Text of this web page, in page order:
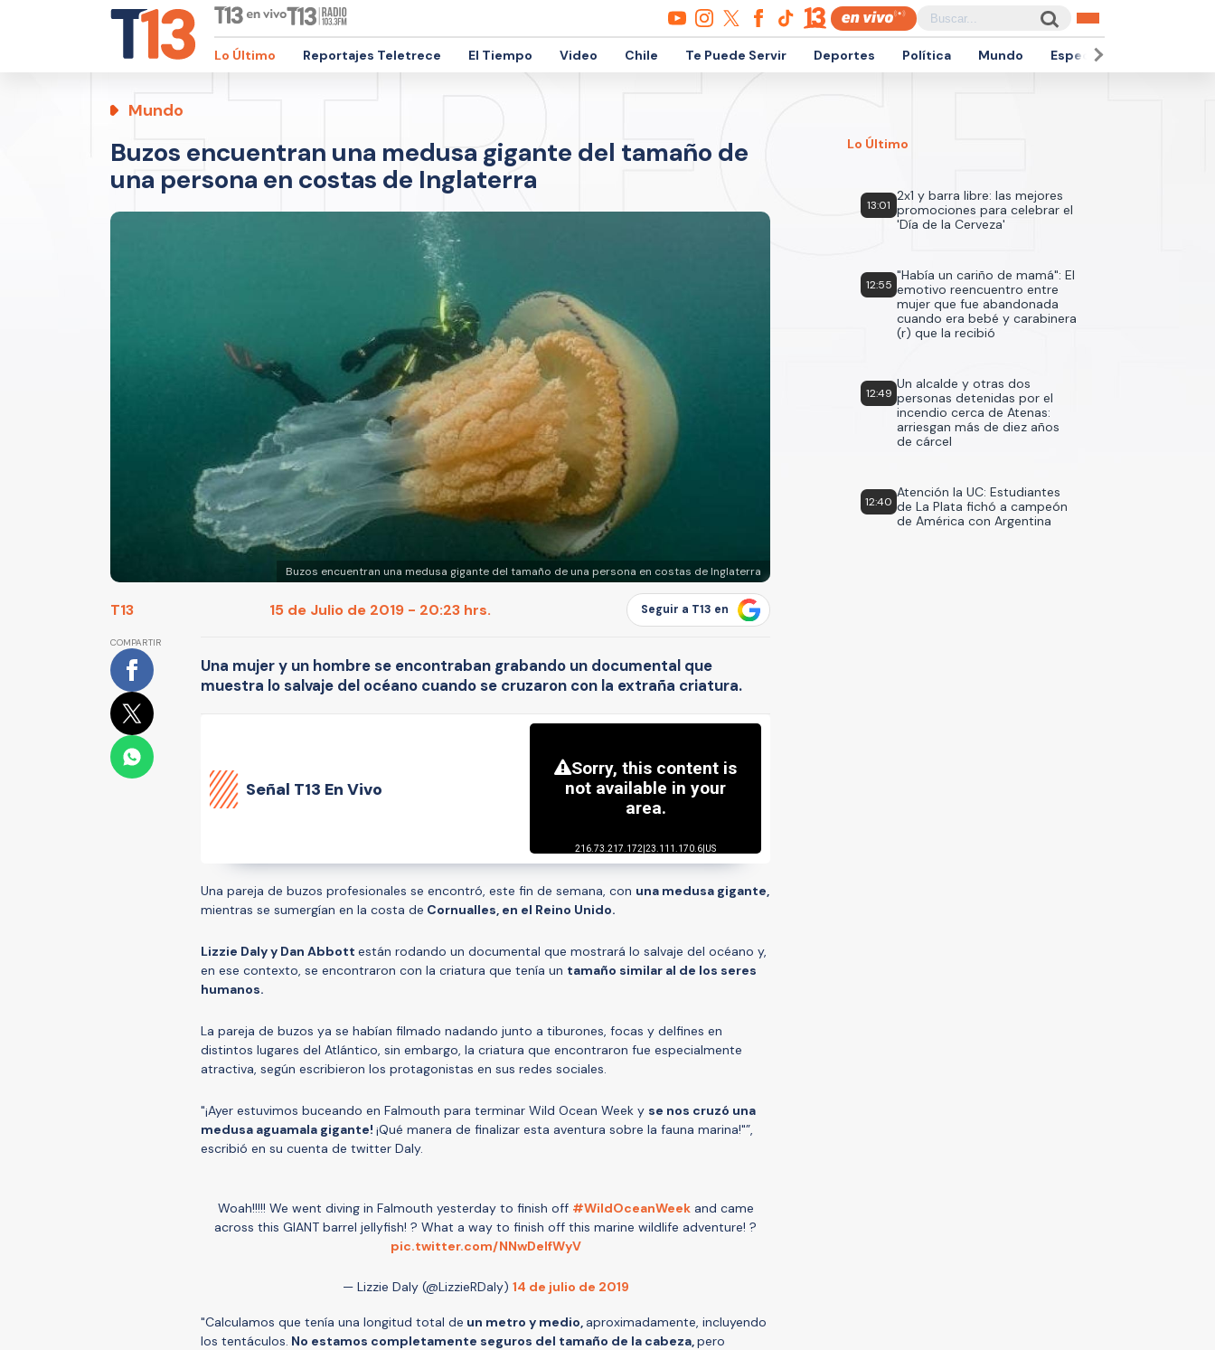
Lo Último Reportajes Teletrece El Tiempo Video Chile Te Puede Servir Deportes Política Mundo Espectáculos
Mundo
Buzos encuentran una medusa gigante del tamaño de
una persona en costas de Inglaterra
Buzos encuentran una medusa gigante del tamaño de una persona en costas de Inglaterra
T13 15 de Julio de 2019 - 20:23 hrs. Seguir a T13 en
COMPARTIR
Una mujer y un hombre se encontraban grabando un documental que
muestra lo salvaje del océano cuando se cruzaron con la extraña criatura.
Señal T13 En Vivo
Una pareja de buzos profesionales se encontró, este fin de semana, con una medusa gigante,
mientras se sumergían en la costa de Cornualles, en el Reino Unido.
Lizzie Daly y Dan Abbott están rodando un documental que mostrará lo salvaje del océano y,
en ese contexto, se encontraron con la criatura que tenía un tamaño similar al de los seres
humanos.
La pareja de buzos ya se habían filmado nadando junto a tiburones, focas y delfines en
distintos lugares del Atlántico, sin embargo, la criatura que encontraron fue especialmente
atractiva, según escribieron los protagonistas en sus redes sociales.
"¡Ayer estuvimos buceando en Falmouth para terminar Wild Ocean Week y se nos cruzó una
medusa aguamala gigante! ¡Qué manera de finalizar esta aventura sobre la fauna marina!"”,
escribió en su cuenta de twitter Daly.
Woah!!!!! We went diving in Falmouth yesterday to finish off #WildOceanWeekand came
across this GIANT barrel jellyfish! ? What a way to finish off this marine wildlife adventure! ?
pic.twitter.com/NNwDelfWyV
— Lizzie Daly (@LizzieRDaly) 14 de julio de 2019
"Calculamos que tenía una longitud total de un metro y medio, aproximadamente, incluyendo
los tentáculos. No estamos completamente seguros del tamaño de la cabeza,pero
Lo Último
13:01
2x1 y barra libre: las mejores
promociones para celebrar el
'Día de la Cerveza'
12:55
"Había un cariño de mamá": El
emotivo reencuentro entre
mujer que fue abandonada
cuando era bebé y carabinera
(r) que la recibió
12:49
Un alcalde y otras dos
personas detenidas por el
incendio cerca de Atenas:
arriesgan más de diez años
de cárcel
12:40
Atención la UC: Estudiantes
de La Plata fichó a campeón
de América con Argentina